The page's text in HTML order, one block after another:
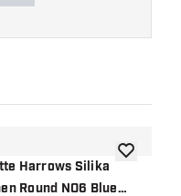
de souhaits
Harrows Silika
Round NO6 Blue
ajouter à